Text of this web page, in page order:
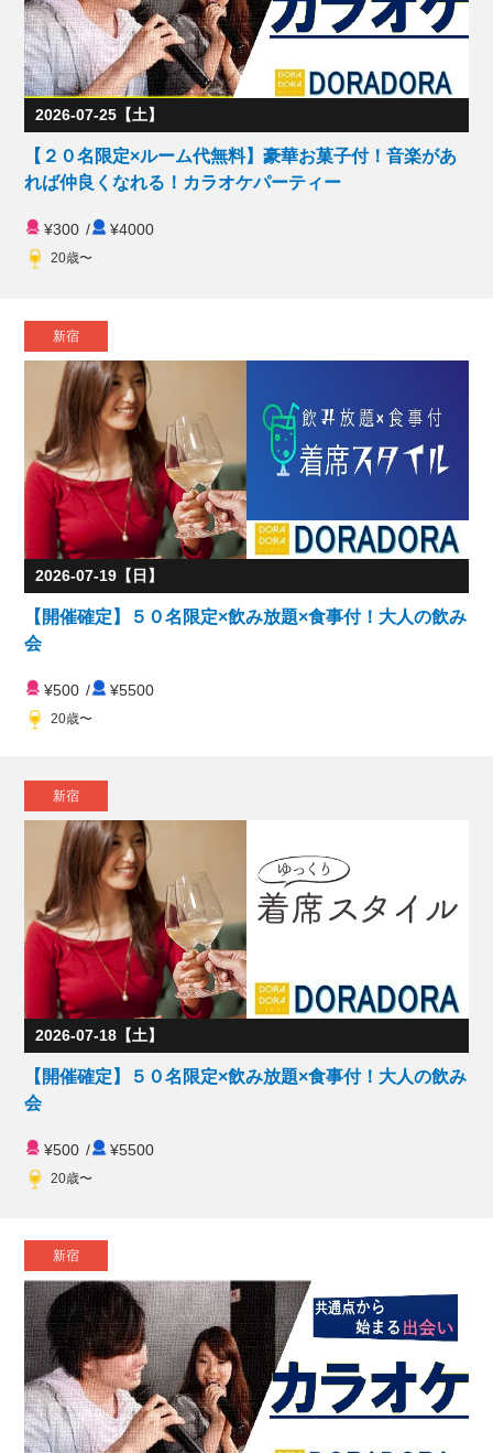
2026-07-25【土】
【２０名限定×ルーム代無料】豪華お菓子付！音楽があ
れば仲良くなれる！カラオケパーティー
¥300 / ¥4000
20歳〜
新宿
2026-07-19【日】
【開催確定】５０名限定×飲み放題×食事付！大人の飲み
会
¥500 / ¥5500
20歳〜
新宿
2026-07-18【土】
【開催確定】５０名限定×飲み放題×食事付！大人の飲み
会
¥500 / ¥5500
20歳〜
新宿